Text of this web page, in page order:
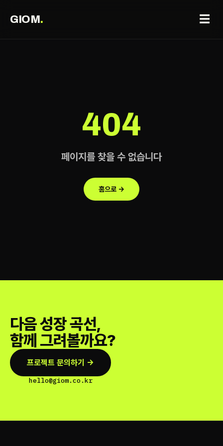
GIOM. ☰
404
페이지를 찾을 수 없습니다
홈으로 →
다음 성장 곡선,
함께 그려볼까요?
프로젝트 문의하기 →
hello@giom.co.kr